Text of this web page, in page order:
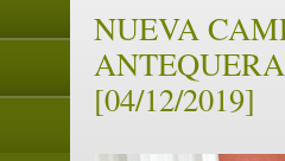
NUEVA
ANTEQUERA
[04/12/2019]